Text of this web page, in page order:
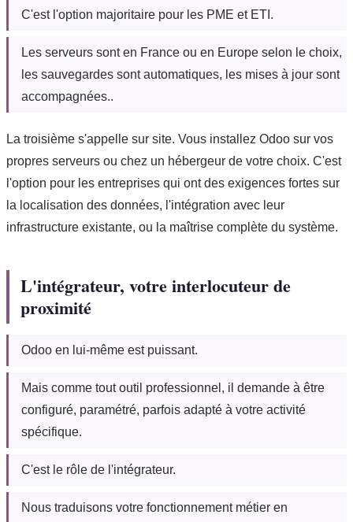
C'est l'option majoritaire pour les PME et ETI.
Les serveurs sont en France ou en Europe selon le choix,
les sauvegardes sont automatiques, les mises à jour sont
accompagnées..
La troisième s'appelle sur site. Vous installez Odoo sur vos
propres serveurs ou chez un hébergeur de votre choix. C'est
l'option pour les entreprises qui ont des exigences fortes sur
la localisation des données, l'intégration avec leur
infrastructure existante, ou la maîtrise complète du système.
L'intégrateur, votre interlocuteur de
proximité
Odoo en lui-même est puissant.
Mais comme tout outil professionnel, il demande à être
configuré, paramétré, parfois adapté à votre activité
spécifique.
C'est le rôle de l'intégrateur.
Nous traduisons votre fonctionnement métier en